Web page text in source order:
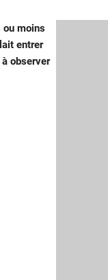
ou moins
entrer
observer